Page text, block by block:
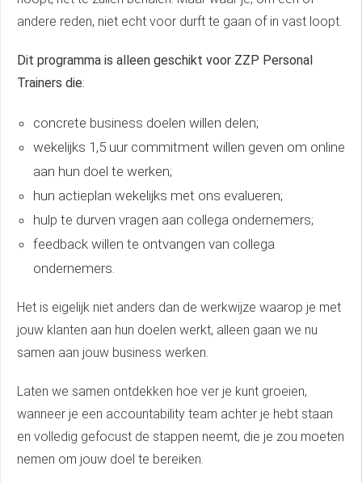
andere reden, niet echt voor durft te gaan of in vast loopt.
Dit programma is alleen geschikt voor ZZP Personal
Trainers die:
concrete business doelen willen delen;
wekelijks 1,5 uur commitment willen geven om online
aan hun doel te werken;
hun actieplan wekelijks met ons evalueren;
hulp te durven vragen aan collega ondernemers;
feedback willen te ontvangen van collega
ondernemers.
Het is eigelijk niet anders dan de werkwijze waarop je met
jouw klanten aan hun doelen werkt, alleen gaan we nu
samen aan jouw business werken.
Laten we samen ontdekken hoe ver je kunt groeien,
wanneer je een accountability team achter je hebt staan
en volledig gefocust de stappen neemt, die je zou moeten
nemen om jouw doel te bereiken.